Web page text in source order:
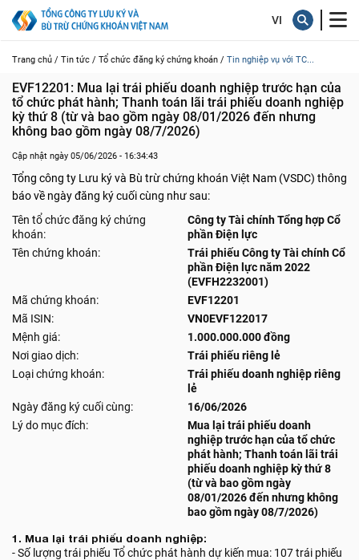
Trang chủ / Tin tức / Tổ chức đăng ký chứng khoán / Tin nghiệp vụ với TC...
EVF12201: Mua lại trái phiếu doanh nghiệp trước hạn của
tổ chức phát hành; Thanh toán lãi trái phiếu doanh nghiệp
kỳ thứ 8 (từ và bao gồm ngày 08/01/2026 đến nhưng
không bao gồm ngày 08/7/2026)
Cập nhật ngày 05/06/2026 - 16:34:43
Tổng công ty Lưu ký và Bù trừ chứng khoán Việt Nam (VSDC) thông
báo về ngày đăng ký cuối cùng như sau:
Tên tổ chức đăng ký chứng
khoán:
Công ty Tài chính Tổng hợp Cổ
phần Điện lực
Tên chứng khoán:
Trái phiếu Công ty Tài chính Cổ
phần Điện lực năm 2022
(EVFH2232001)
Mã chứng khoán:
EVF12201
Mã ISIN:
VN0EVF122017
Mệnh giá:
1.000.000.000 đồng
Nơi giao dịch:
Trái phiếu riêng lẻ
Loại chứng khoán:
Trái phiếu doanh nghiệp riêng
lẻ
Ngày đăng ký cuối cùng:
16/06/2026
Lý do mục đích:
Mua lại trái phiếu doanh
nghiệp trước hạn của tổ chức
phát hành; Thanh toán lãi trái
phiếu doanh nghiệp kỳ thứ 8
(từ và bao gồm ngày
08/01/2026 đến nhưng không
bao gồm ngày 08/7/2026)
1. Mua lại trái phiếu doanh nghiệp:
- Số lượng trái phiếu Tổ chức phát hành dự kiến mua: 107 trái phiếu